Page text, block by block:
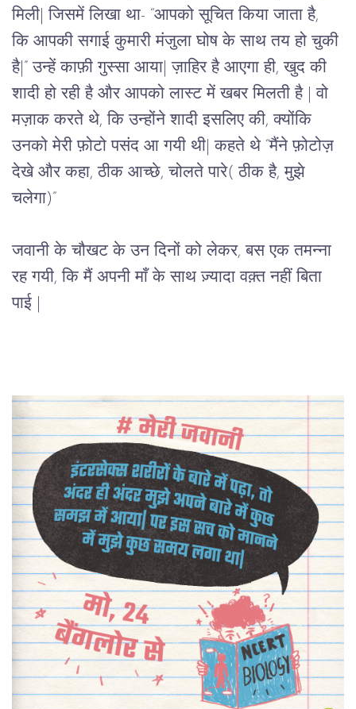
मिली| जिसमें लिखा था- “आपको सूचित किया जाता है,
कि आपकी सगाई कुमारी मंजुला घोष के साथ तय हो चुकी
है|” उन्हें काफ़ी गुस्सा आया| ज़ाहिर है आएगा ही, खुद की
शादी हो रही है और आपको लास्ट में खबर मिलती है | वो
मज़ाक करते थे, कि उन्होंने शादी इसलिए की, क्योंकि
उनको मेरी फ़ोटो पसंद आ गयी थी| कहते थे “मैंने फ़ोटोज़
देखे और कहा, ठीक आच्छे, चोलते पारे( ठीक है, मुझे
चलेगा)”
जवानी के चौखट के उन दिनों को लेकर, बस एक तमन्ना
रह गयी, कि मैं अपनी माँ के साथ ज़्यादा वक़्त नहीं बिता
पाई |